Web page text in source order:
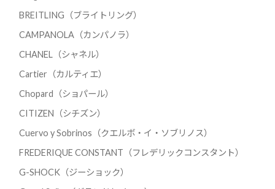
BREITLING（ブライトリング）
CAMPANOLA（カンパノラ）
CHANEL（シャネル）
Cartier（カルティエ）
Chopard（ショパール）
CITIZEN（シチズン）
Cuervo y Sobrinos（クエルボ・イ・ソブリノス）
FREDERIQUE CONSTANT（フレデリックコンスタント）
G-SHOCK（ジーショック）